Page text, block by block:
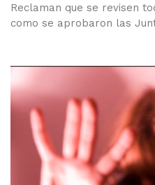
Reclaman que se revisen
como se aprobaron las